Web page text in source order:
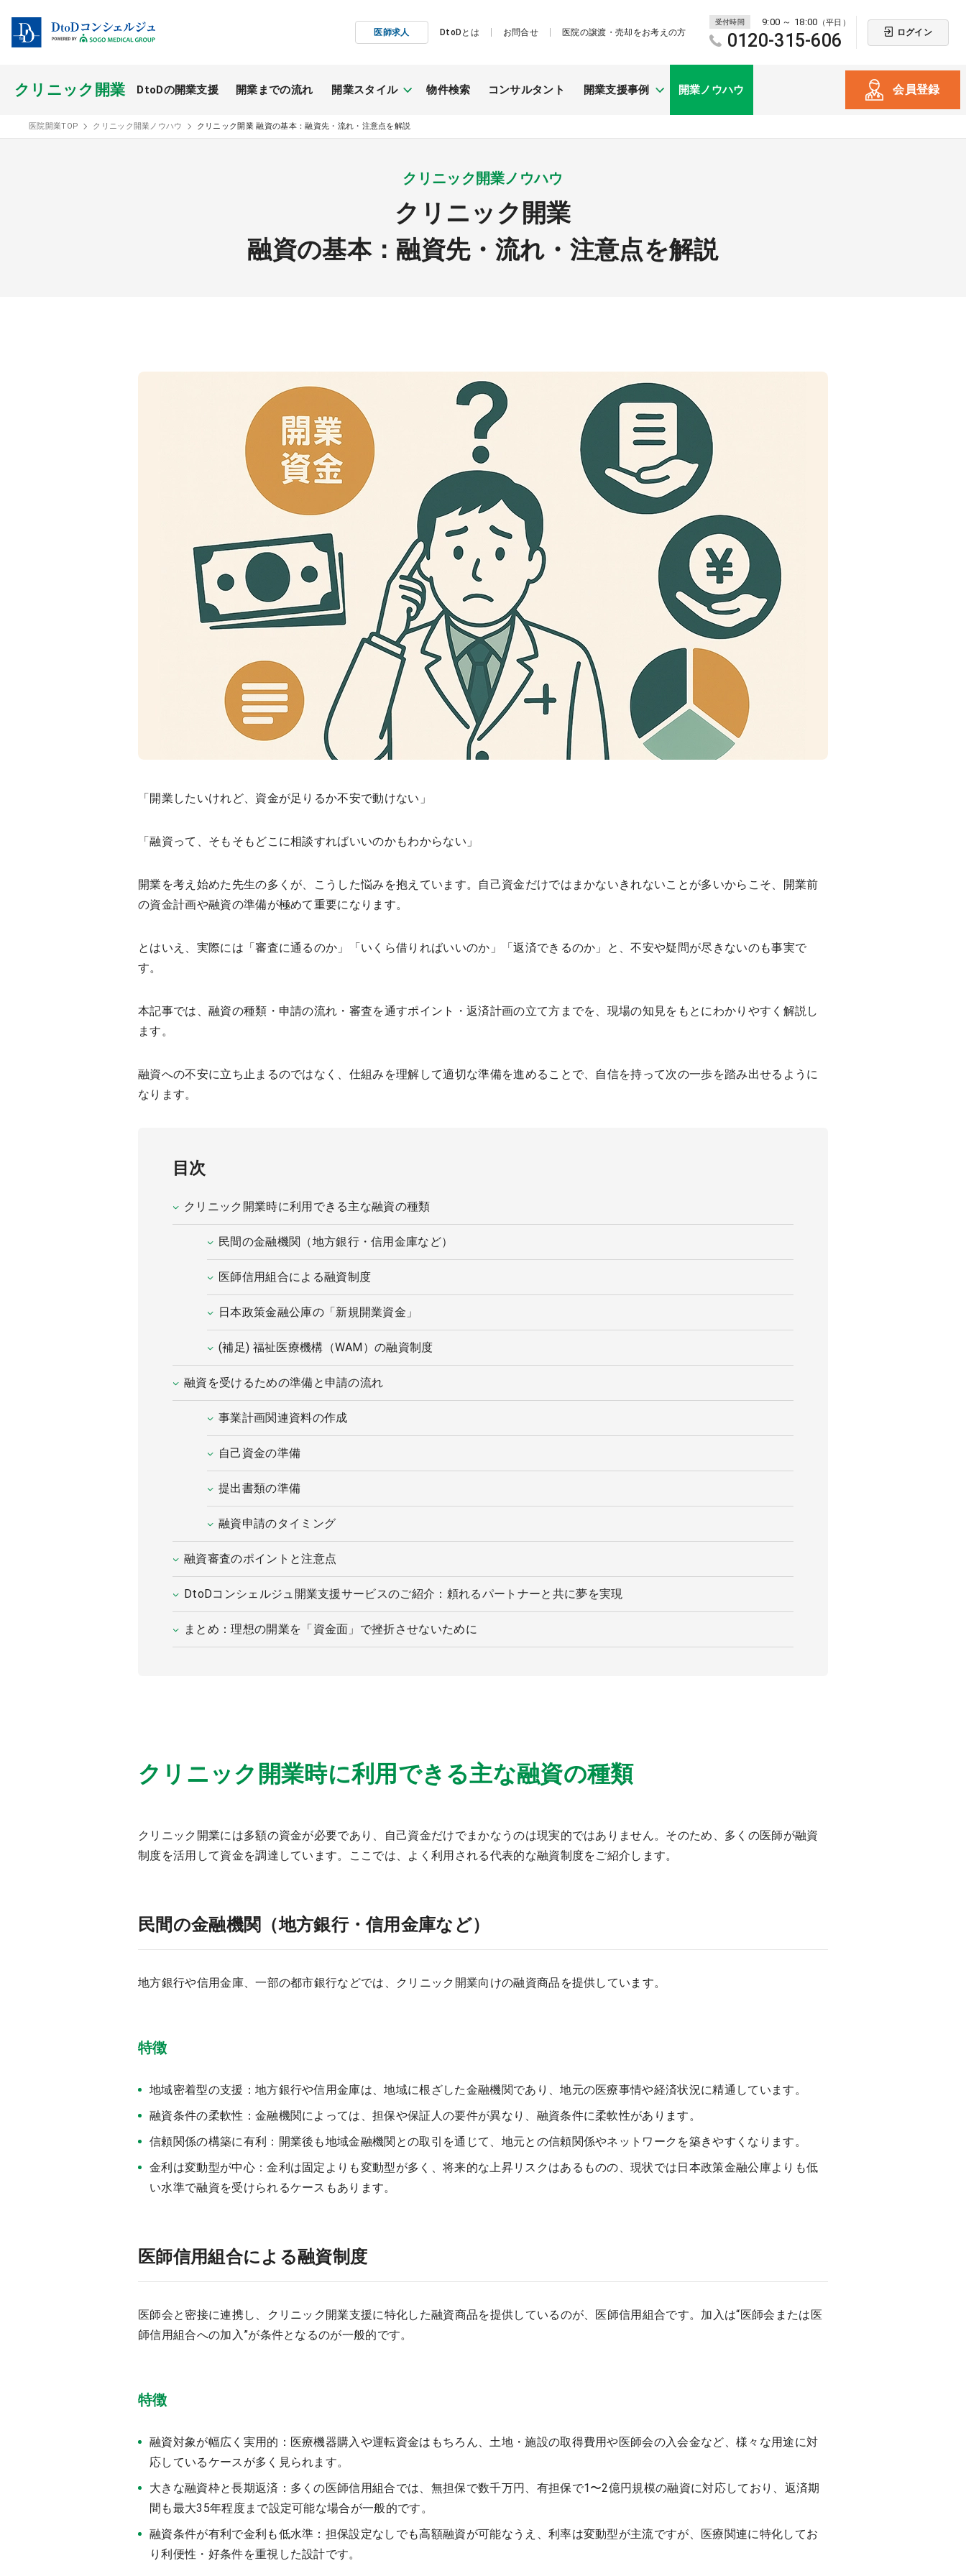
医師求人 DtoDとは お問合せ 医院の譲渡・売却をお考えの方
受付時間 9:00 ～ 18:00 （平日）
0120-315-606 ログイン
クリニック開業 DtoDの開業支援 開業までの流れ 開業スタイル
開業スタイル TOP
継承開業
（医院継承）
物件検索 コンサルタント 開業支援事例 開業ノウハウ 会員登録
医院開業TOP クリニック開業ノウハウ クリニック開業 融資の基本：融資先・流れ・注意点を解説
クリニック開業ノウハウ
クリニック開業
融資の基本：融資先・流れ・注意点を解説
「開業したいけれど、資金が足りるか不安で動けない」
「融資って、そもそもどこに相談すればいいのかもわからない」
開業を考え始めた先生の多くが、こうした悩みを抱えています。自己資金だけではまかないきれないことが多いからこそ、開業前
の資金計画や融資の準備が極めて重要になります。
とはいえ、実際には「審査に通るのか」「いくら借りればいいのか」「返済できるのか」と、不安や疑問が尽きないのも事実で
す。
本記事では、融資の種類・申請の流れ・審査を通すポイント・返済計画の立て方までを、現場の知見をもとにわかりやすく解説し
ます。
融資への不安に立ち止まるのではなく、仕組みを理解して適切な準備を進めることで、自信を持って次の一歩を踏み出せるように
なります。
目次
クリニック開業時に利用できる主な融資の種類
民間の金融機関（地方銀行・信用金庫など）
医師信用組合による融資制度
日本政策金融公庫の「新規開業資金」
(補足) 福祉医療機構（WAM）の融資制度
融資を受けるための準備と申請の流れ
事業計画関連資料の作成
自己資金の準備
提出書類の準備
融資申請のタイミング
融資審査のポイントと注意点
DtoDコンシェルジュ開業支援サービスのご紹介：頼れるパートナーと共に夢を実現
まとめ：理想の開業を「資金面」で挫折させないために
クリニック開業時に利用できる主な融資の種類
クリニック開業には多額の資金が必要であり、自己資金だけでまかなうのは現実的ではありません。そのため、多くの医師が融資
制度を活用して資金を調達しています。ここでは、よく利用される代表的な融資制度をご紹介します。
民間の金融機関（地方銀行・信用金庫など）
地方銀行や信用金庫、一部の都市銀行などでは、クリニック開業向けの融資商品を提供しています。
特徴
地域密着型の支援：地方銀行や信用金庫は、地域に根ざした金融機関であり、地元の医療事情や経済状況に精通しています。
融資条件の柔軟性：金融機関によっては、担保や保証人の要件が異なり、融資条件に柔軟性があります。
信頼関係の構築に有利：開業後も地域金融機関との取引を通じて、地元との信頼関係やネットワークを築きやすくなります。
金利は変動型が中心：金利は固定よりも変動型が多く、将来的な上昇リスクはあるものの、現状では日本政策金融公庫よりも低
い水準で融資を受けられるケースもあります。
医師信用組合による融資制度
医師会と密接に連携し、クリニック開業支援に特化した融資商品を提供しているのが、医師信用組合です。加入は“医師会または医
師信用組合への加入”が条件となるのが一般的です。
特徴
融資対象が幅広く実用的：医療機器購入や運転資金はもちろん、土地・施設の取得費用や医師会の入会金など、様々な用途に対
応しているケースが多く見られます。
大きな融資枠と長期返済：多くの医師信用組合では、無担保で数千万円、有担保で1〜2億円規模の融資に対応しており、返済期
間も最大35年程度まで設定可能な場合が一般的です。
融資条件が有利で金利も低水準：担保設定なしでも高額融資が可能なうえ、利率は変動型が主流ですが、医療関連に特化してお
り利便性・好条件を重視した設計です。